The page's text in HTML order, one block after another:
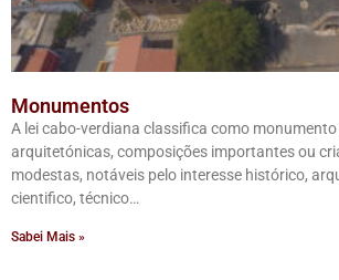
Monumentos
A lei cabo-verdiana classifica como
arquitetónicas, composições importantes ou
modestas, notáveis pelo interesse histórico,
cientifico, técnico…
Sabei Mais »